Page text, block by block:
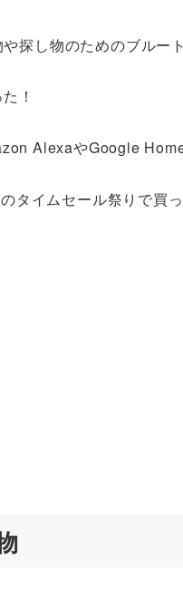
探し物のためのブル
！
AlexaやGoogle
タイムセール祭りで買